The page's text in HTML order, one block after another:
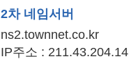
2차 네임서버
ns2.townnet.co.kr
IP주소 : 211.43.204.14